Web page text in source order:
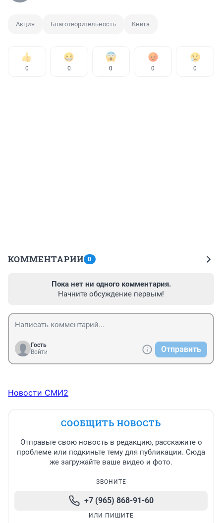
Акция Благотворительность Книга
0 0 0 0 0
КОММЕНТАРИИ 0
Пока нет ни одного комментария.
Начните обсуждение первым!
Гость
Войти
Отправить
Новости СМИ2
СООБЩИТЬ НОВОСТЬ
Отправьте свою новость в редакцию, расскажите о
проблеме или подкиньте тему для публикации. Сюда
же загружайте ваше видео и фото.
ЗВОНИТЕ
+7 (965) 868-91-60
ИЛИ ПИШИТЕ